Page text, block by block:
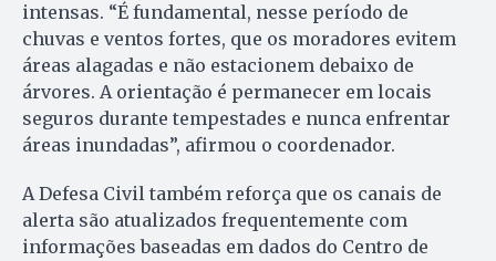
intensas. “É fundamental, nesse período de
chuvas e ventos fortes, que os moradores evitem
áreas alagadas e não estacionem debaixo de
árvores. A orientação é permanecer em locais
seguros durante tempestades e nunca enfrentar
áreas inundadas”, afirmou o coordenador.
A Defesa Civil também reforça que os canais de
alerta são atualizados frequentemente com
informações baseadas em dados do Centro de